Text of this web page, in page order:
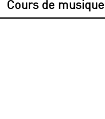
Cours de musique